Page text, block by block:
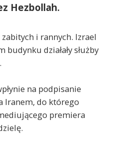
Hezbollah.
i rannych. Izrael
działały służby
na podpisanie
Iranem, do którego
premiera